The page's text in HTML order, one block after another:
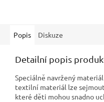
Popis Diskuze
Detailní popis
Speciálně navržený
textilní materiál lze
které děti mohou snadno